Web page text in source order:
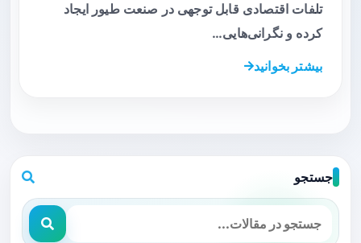
تلفات اقتصادی قابل توجهی در صنعت طیور ایجاد
کرده و نگرانی‌هایی…
بیشتر بخوانید
جستجو